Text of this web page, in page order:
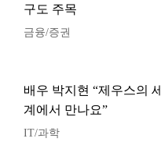
구도 주목
금융/증권
배우 박지현 “제우스의 세
계에서 만나요”
IT/과학